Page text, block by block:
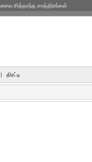
சைவ சித்தாந்த சாத்திரங்கள்
| திரட்டி